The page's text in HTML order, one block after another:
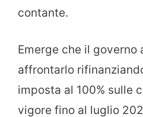
contante.
Emerge che il
affrontarlo
imposta al 100% sulle
vigore fino al luglio